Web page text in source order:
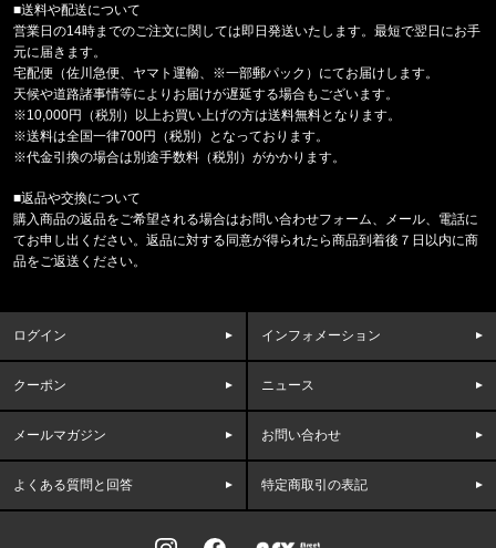
福岡県のお客様ご注文ありがとうございます。
CALVIN KLEIN/カルバンクライン
福岡県のお客様ご注文ありがとうございます。
reversal/リバーサル
rvddw DRY MESH TEE rvbs08
東京都のお客様ご注文ありがとうございます。
COLUMBIA/コロンビア
キャッスルロック25Lバックパック PU86621
eye c u SUNGLASSES LHR MA
東京都のお客様ご注文ありがとうございます。
mnml/ミニマル
FRONT ZIP FLARE CARGO PAN
東京都のお客様ご注文ありがとうございます。
■送料や配送について
営業日の14時までのご注文に関しては即日発送いたします。最短で翌日にお手
元に届きます。
宅配便（佐川急便、ヤマト運輸、※一部郵パック）にてお届けします。
天候や道路諸事情等によりお届けが遅延する場合もございます。
※10,000円（税別）以上お買い上げの方は送料無料となります。
※送料は全国一律700円（税別）となっております。
※代金引換の場合は別途手数料（税別）がかかります。
■返品や交換について
購入商品の返品をご希望される場合はお問い合わせフォーム、メール、電話に
てお申し出ください。返品に対する同意が得られたら商品到着後７日以内に商
品をご返送ください。
ログイン インフォメーション
クーポン ニュース
メールマガジン お問い合わせ
よくある質問と回答 特定商取引の表記